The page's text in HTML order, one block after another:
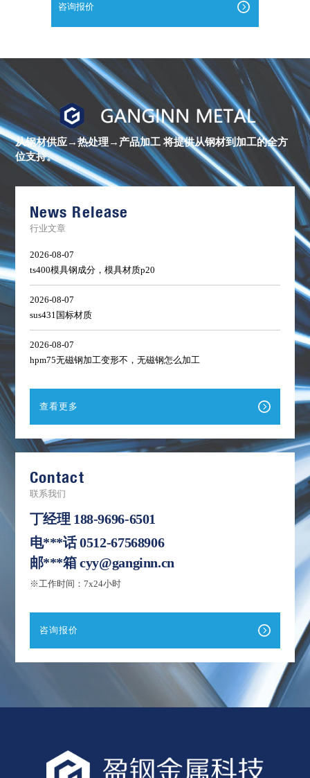
咨询报价
进
镍
合
金
棒
材
库
清
从钢材供应→热处理→产品加工将提供从钢材到加工的全方
位支持。
News Release
行业文章
2026-08-07
ts400模具钢成分，模具材质p20
2026-08-07
sus431国标材质
2026-08-07
hpm75无磁钢加工变形不，无磁钢怎么加工
查看更多
Contact
联系我们
丁经理 188-9696-6501
电***话0512-67568906
邮***箱cyy@ganginn.cn
※工作时间：7x24小时
咨询报价